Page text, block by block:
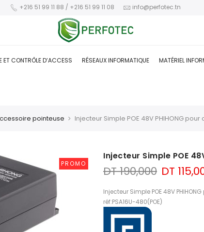
+216 51 99 11 88 / +216 51 99 11 08 info@perfotec.tn
ET CONTRÔLE D’ACCESS RÉSEAUX INFORMATIQUE MATÉRIEL
pointeuse Injecteur Simple POE 48V PHIHONG pour
PROMO
Injecteur Simple POE
DT190,000 Le
initial
était :
DT
Injecteur Simple POE 48V
réf:PSA16U-480(POE)